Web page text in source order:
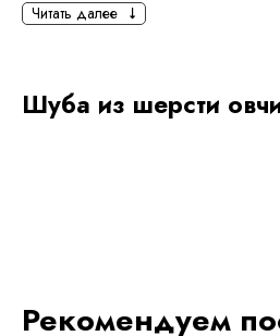
Основная информация
Ткань
Дополнительная
Читать далее
Шуба из шерсти
Рекомендуем